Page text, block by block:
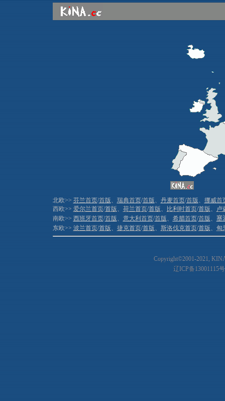
北欧>>芬兰首页/首版、瑞典首页/首版、丹麦首页/首版、挪威首
西欧>>爱尔兰首页/首版、荷兰首页/首版、比利时首页/首版、卢
南欧>>西班牙首页/首版、意大利首页/首版、希腊首页/首版、塞
东欧>>波兰首页/首版、捷克首页/首版、斯洛伐克首页/首版、匈
Copyright©2001-2021,
辽ICP备13001115